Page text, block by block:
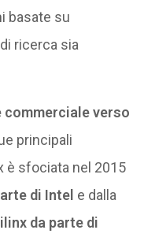
basate su
ricerca sia
verso
principali
è sfociata nel 2015
di Intel e dalla
da parte di